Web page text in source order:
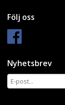
Följ oss
Nyhetsbrev